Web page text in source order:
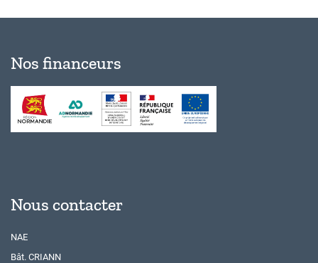
Nos financeurs
Nous contacter
NAE
Bât. CRIANN